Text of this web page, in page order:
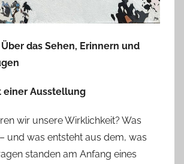
das Sehen, Erinnern und
einer Ausstellung
wir unsere Wirklichkeit? Was
und was entsteht aus dem, was
standen am Anfang eines